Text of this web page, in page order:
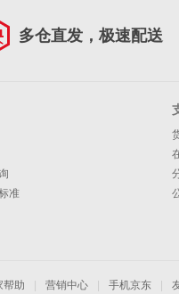
多仓直发，极速配送
准
帮助 营销中心 手机京东